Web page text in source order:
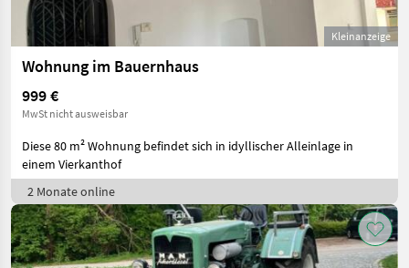
Kleinanzeige
Wohnung im Bauernhaus
999 €
MwSt nicht ausweisbar
Diese 80 m² Wohnung befindet sich in idyllischer Alleinlage in
einem Vierkanthof
2 Monate online